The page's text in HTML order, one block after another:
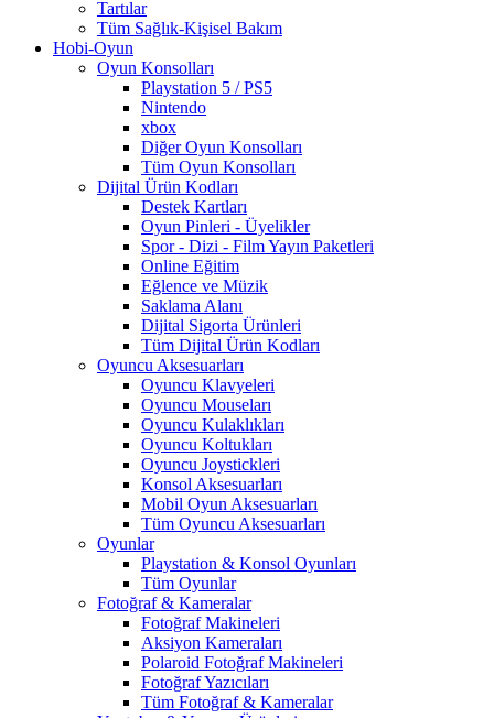
Tartılar
Tüm Sağlık-Kişisel Bakım
Hobi-Oyun
Oyun Konsolları
Playstation 5 / PS5
Nintendo
xbox
Diğer Oyun Konsolları
Tüm Oyun Konsolları
Dijital Ürün Kodları
Destek Kartları
Oyun Pinleri - Üyelikler
Spor - Dizi - Film Yayın Paketleri
Online Eğitim
Eğlence ve Müzik
Saklama Alanı
Dijital Sigorta Ürünleri
Tüm Dijital Ürün Kodları
Oyuncu Aksesuarları
Oyuncu Klavyeleri
Oyuncu Mouseları
Oyuncu Kulaklıkları
Oyuncu Koltukları
Oyuncu Joystickleri
Konsol Aksesuarları
Mobil Oyun Aksesuarları
Tüm Oyuncu Aksesuarları
Oyunlar
Playstation & Konsol Oyunları
Tüm Oyunlar
Fotoğraf & Kameralar
Fotoğraf Makineleri
Aksiyon Kameraları
Polaroid Fotoğraf Makineleri
Fotoğraf Yazıcıları
Tüm Fotoğraf & Kameralar